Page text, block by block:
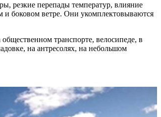
резкие перепады температур, влияние
и боковом ветре. Они укомплектовываются
транспорте, велосипеде, в
на антресолях, на небольшом